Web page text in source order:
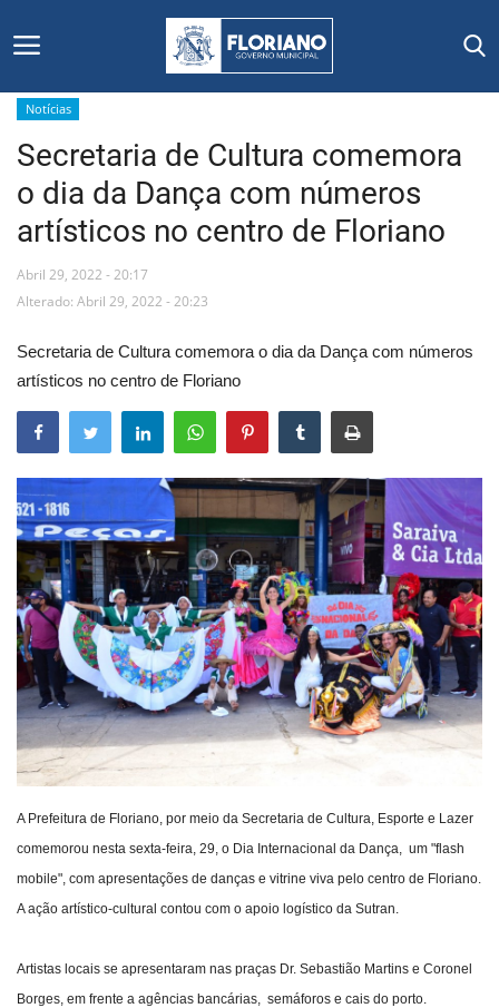
Início
Editais
Floriano
Mural de Licitações
Notícias
Vídeos
Webmail
Contato
Notícias
Secretaria de Cultura comemora
o dia da Dança com números
artísticos no centro de Floriano
Abril 29, 2022 - 20:17
Alterado: Abril 29, 2022 - 20:23
Secretaria de Cultura comemora o dia da Dança com números
artísticos no centro de Floriano
A Prefeitura de Floriano, por meio da Secretaria de Cultura, Esporte e Lazer
comemorou nesta sexta-feira, 29, o Dia Internacional da Dança, um "flash
mobile", com apresentações de danças e vitrine viva pelo centro de Floriano.
A ação artístico-cultural contou com o apoio logístico da Sutran.
Artistas locais se apresentaram nas praças Dr. Sebastião Martins e Coronel
Borges, em frente a agências bancárias, semáforos e cais do porto.